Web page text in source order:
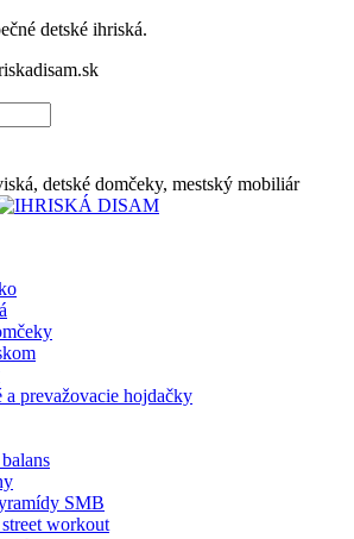
detské ihriská.
detské domčeky, mestský mobiliár
a prevažovacie hojdačky
SMB
workout